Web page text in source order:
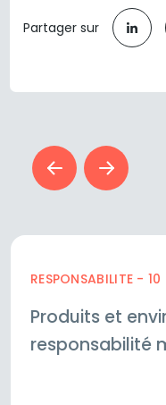
Partager sur
RESPONSABILITE -
Produits et
responsabilité